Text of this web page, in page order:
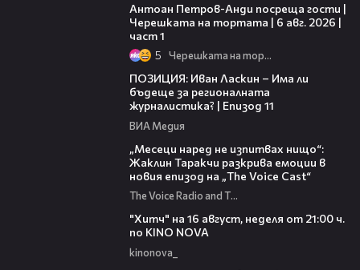
Антоан Петров-Анди посреща гости |
Черешката на тортата | 6 авг. 2026 |
част 1
5 Черешката на тортата
ПОЗИЦИЯ: Иван Ласкин – Има ли
бъдеще за регионалната
журналистика? | Епизод 11
ВИА Медия
„Месеци наред не изпитвах нищо“:
Жаклин Таракчи разкрива емоции в
новия епизод на „The Voice Cast“
The Voice Radio and TV Bulgaria
"Хитч" на 16 август, неделя от 21:00 ч.
по KINO NOVA
kinonova_